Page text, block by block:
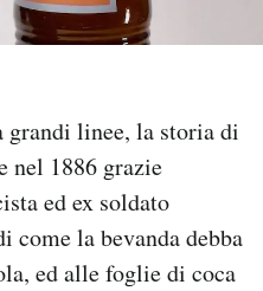
grandi linee, la storia di
nel 1886 grazie
ed ex soldato
come la bevanda debba
ed alle foglie di coca